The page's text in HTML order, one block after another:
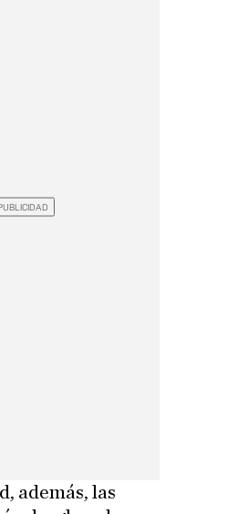
además, las